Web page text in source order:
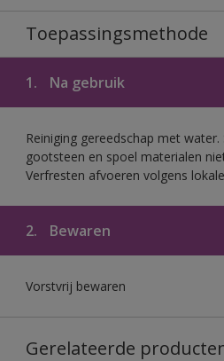
Toepassingsmethode
1. Na gebruik
Reiniging gereedschap met
gootsteen en spoel materialen
Verfresten afvoeren volgens
2. Bewaren
Vorstvrij bewaren
Gerelateerde